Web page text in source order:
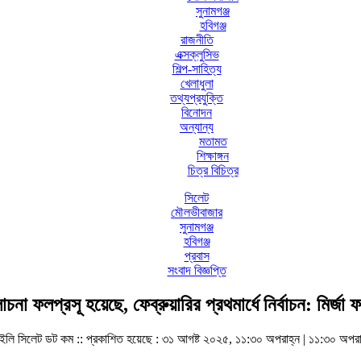
সুনামগঞ্জ
হবিগঞ্জ
রাজনীতি
এক্সক্লুসিভ
শিল্প-সাহিত্য
খেলাধুলা
তথ্যপ্রযুক্তি
বিনোদন
অন্যান্য
মতামত
শিক্ষাঙ্গন
চিত্র বিচিত্র
সিলেট
মৌলভীবাজার
সুনামগঞ্জ
হবিগঞ্জ
প্রবাস
সংবাদ বিজ্ঞপ্তি
ফলপ্রসূ হয়েছে, ফেব্রুয়ারির প্রথমার্ধে নির্বাচন: মির্জা
সিলেট ডট কম :: প্রকাশিত হয়েছে : ৩১ আগষ্ট ২০২৫, ১১:৩০ অপরাহ্ন | ১১:৩০